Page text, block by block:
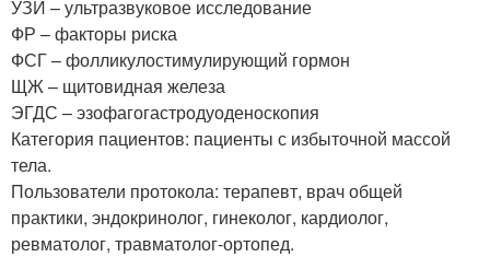
УЗИ – ультразвуковое исследование
ФР – факторы риска
ФСГ – фолликулостимулирующий гормон
ЩЖ – щитовидная железа
ЭГДС – эзофагогастродуоденоскопия
Категория пациентов: пациенты с избыточной массой
тела.
Пользователи протокола: терапевт, врач общей
практики, эндокринолог, гинеколог, кардиолог,
ревматолог, травматолог-ортопед.